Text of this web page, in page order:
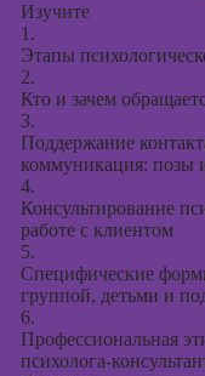
Изучите
1.
Этапы
2.
Кто и зачем
3.
Поддержание
коммуникация: позы
4.
Консультирование
работе с клиентом
5.
Специфические
группой, детьми и
6.
Профессиональная
психолога-